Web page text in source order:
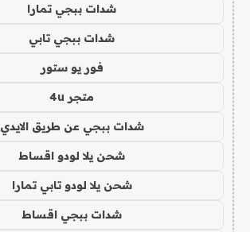
شدات ببجي تمارا
شدات ببجي تابي
فور يو ستور
متجر 4u
شدات ببجي عن طريق الايدي
شحن يلا لودو اقساط
شحن يلا لودو تابي تمارا
شدات ببجي اقساط